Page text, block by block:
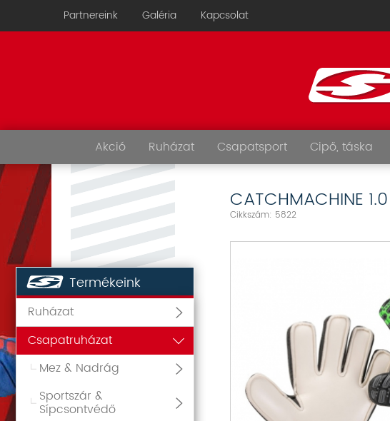
Partnereink Galéria Kapcsolat
Akció Ruházat Csapatsport Cipő, táska
Termékeink
Ruházat
Csapatruházat
Mez & Nadrág
Sportszár &
Sípcsontvédő
CATCHMACHINE
Cikkszám: 5822